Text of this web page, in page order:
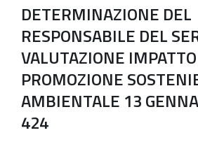
DETERMINAZIONE DEL
RESPONSABILE DEL
VALUTAZIONE
PROMOZIONE
AMBIENTALE 13
424